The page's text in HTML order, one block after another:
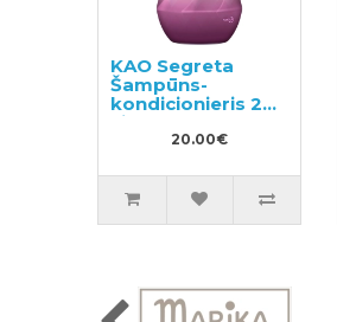
KAO Segreta
Šampūns-
kondicionieris 2
vienā 360ml
20.00€